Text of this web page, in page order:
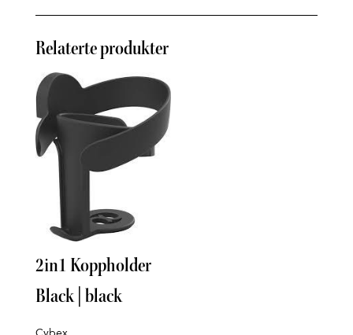
Relaterte produkter
2in1 Koppholder
Black | black